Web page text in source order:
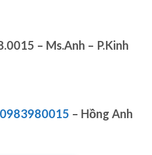
– Ms.Anh – P.Kinh
– Hồng Anh